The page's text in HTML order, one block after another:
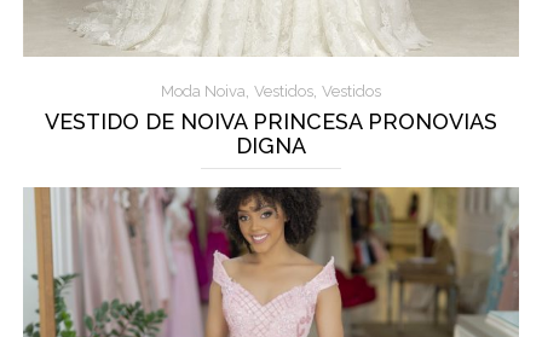
Moda Noiva, Vestidos, Vestidos
VESTIDO DE NOIVA PRINCESA PRONOVIAS
DIGNA